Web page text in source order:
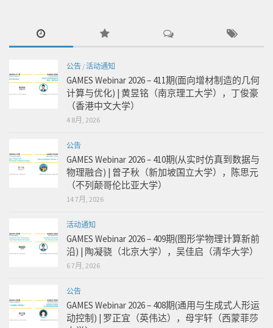
公告 /活动通知
GAMES Webinar 2026 – 411期(面向增材制造的几何
计算与优化) | 黄昱铭（南京理工大学），丁俊豪
（香港中文大学）
4 8月, 2026
公告
GAMES Webinar 2026 – 410期(从实时仿真到数据与
物理融合) | 曾子秋（新加坡国立大学），陈思元
（不列颠哥伦比亚大学）
14 7月, 2026
活动通知
GAMES Webinar 2026 – 409期(图形学物理计算新前
沿) | 陶凝骁（北京大学），吴佳启（清华大学）
6 7月, 2026
公告
GAMES Webinar 2026 – 408期(通用与生成式人形运
动控制) | 罗正宜（英伟达），母宇轩（西蒙菲莎